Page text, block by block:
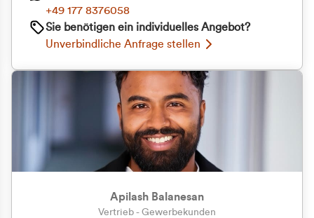
+49 177 8376058
Sie benötigen ein individuelles Angebot?
Unverbindliche Anfrage stellen
Apilash Balanesan
Vertrieb - Gewerbekunden